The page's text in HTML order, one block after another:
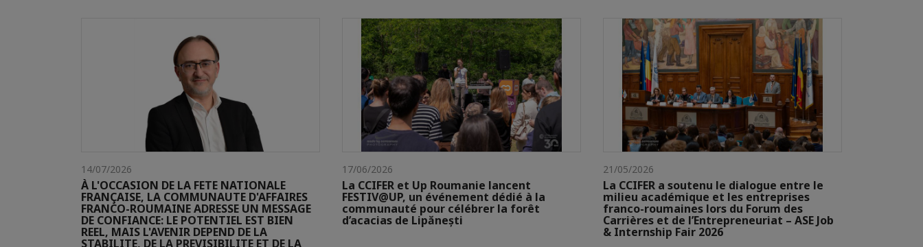
14/07/2026
À L'OCCASION DE LA FETE NATIONALE
FRANÇAISE, LA COMMUNAUTE D'AFFAIRES
FRANCO-ROUMAINE ADRESSE UN MESSAGE
DE CONFIANCE: LE POTENTIEL EST BIEN
REEL, MAIS L'AVENIR DEPEND DE LA
STABILITE, DE LA PREVISIBILITE ET DE LA
17/06/2026
La CCIFER et Up Roumanie lancent
FESTIV@UP, un événement dédié à la
communauté pour célébrer la forêt
d’acacias de Lipănești
21/05/2026
La CCIFER a soutenu le dialogue entre le
milieu académique et les entreprises
franco-roumaines lors du Forum des
Carrières et de l’Entrepreneuriat – ASE Job
& Internship Fair 2026